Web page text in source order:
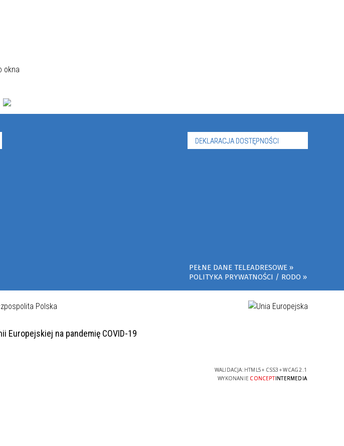
DEKLARACJA DOSTĘPNOŚCI
PEŁNE DANE TELEADRESOWE
POLITYKA PRYWATNOŚCI / RODO
Europejskiej na pandemię COVID-19
WALIDACJA: HTML5+ CSS3 +WCAG 2.1
WYKONANIE CONCEPTINTERMEDIA